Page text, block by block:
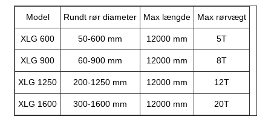
Model Rundt rør diameter Max længde Max rørvægt
XLG 600 50-600 mm 12000 mm 5T
XLG 900 60-900 mm 12000 mm 8T
XLG 1250 200-1250 mm 12000 mm 12T
XLG 1600 300-1600 mm 12000 mm 20T